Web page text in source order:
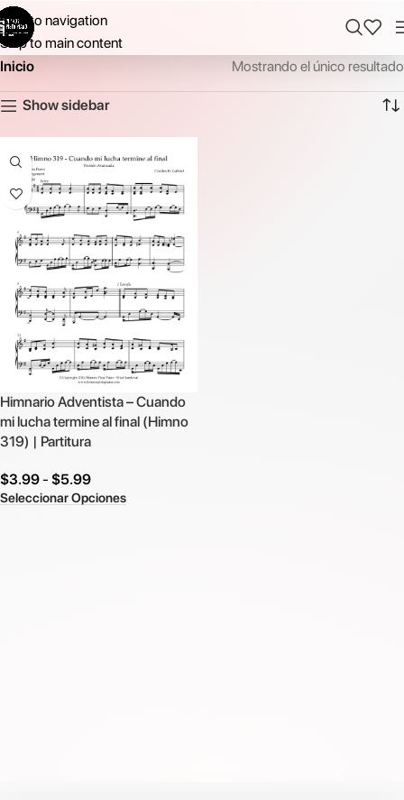
Skip to navigation
Skip to main content
Inicio
Mostrando el único resultado
Show sidebar
Himnario Adventista – Cuando
mi lucha termine al final (Himno
319) | Partitura
$3.99- $5.99
Seleccionar Opciones